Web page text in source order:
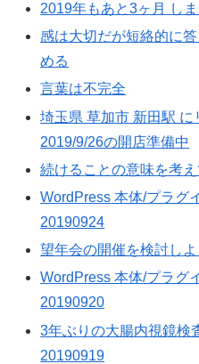
2019年もあと3ヶ月 し
感は大切だが短絡的に
める
言葉は不完全
埼玉県 草加市 新田駅
2019/9/26の開店準備中
続けることの意味を考
WordPress 本体/プラグ
20190924
望年会の開催を検討し
WordPress 本体/プラグ
20190920
3年ぶりの大腸内視鏡検
20190919